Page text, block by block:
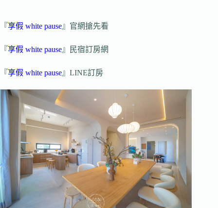
『享假 white pause』官網搶先看
『享假 white pause』民宿訂房網
『享假 white pause』LINE訂房